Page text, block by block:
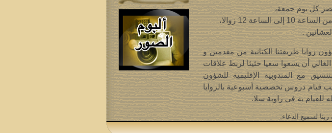
كل يوم جمعة،
12 زوالا،
.
زوايا طريقتنا الكتانية من مقدمين و
أن يسعوا سعيا حثيثا لربط علاقات
مع المندوبية الإقليمية للشؤون
قيام دروس تخصصية أسبوعية بالزوايا
للقيام به في زاوية سلا.
لسميع الدعاء.